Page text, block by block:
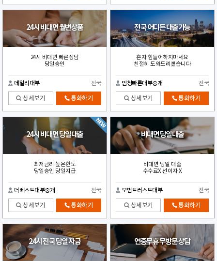
24시 비대면 월변상품
24시 비대면 빠른상담
당일승인
데일리대부 전국
상세보기 통화하기
전국 어디든 대출가능
혼자 힘들어하지마세요
친절히 도와드리겠습니다
엄청빠른대부중개 전국
상세보기 통화하기
24시 비대면 당일대출
최저금리 높은한도
당일승인 당일지급
더베스트대부중개 전국
상세보기 통화하기
비대면 당일대출
비대면 당일 대출
수수료X 선이자 X
모범트러스트대부 전국
상세보기 통화하기
24시 전국 당일 자금 연중무휴 무방문 상담